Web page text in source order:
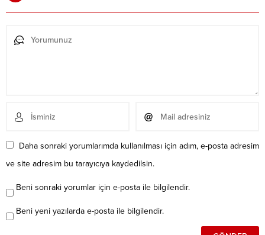
Daha sonraki yorumlarımda kullanılması için adım, e-posta adresim
ve site adresim bu tarayıcıya kaydedilsin.
Beni sonraki yorumlar için e-posta ile bilgilendir.
Beni yeni yazılarda e-posta ile bilgilendir.